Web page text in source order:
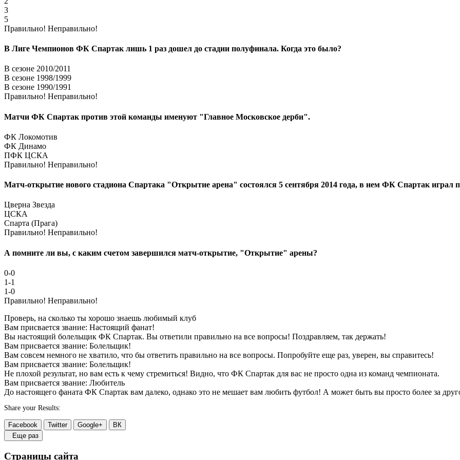
3
5
Правильно! Неправильно!
В Лиге Чемпионов ФК Спартак лишь 1 раз дошел до стадии полуфинала. Когда это было?
В сезоне 2010/2011
В сезоне 1998/1999
В сезоне 1990/1991
Правильно! Неправильно!
Матчи ФК Спартак против этой команды именуют "Главное Московское дерби".
ФК Локомотив
ФК Динамо
ПФК ЦСКА
Правильно! Неправильно!
Матч-открытие нового стадиона Спартака "Открытие арена" состоялся 5 сентября 2014 года, в нем ФК Спартак играл
Цверна Звезда
ЦСКА
Спарта (Прага)
Правильно! Неправильно!
А помните ли вы, с каким счетом завершился матч-открытие, "Открытие" арены?
0-0
1-1
1-0
Правильно! Неправильно!
Проверь, на сколько ты хорошо знаешь любимый клуб
Вам присвается звание: Настоящий фанат!
Вы настоящий болельщик ФК Спартак. Вы ответили правильно на все вопросы! Поздравляем, так держать!
Вам присвается звание: Болельщик!
Вам совсем немного не хватило, что бы ответить правильно на все вопросы. Попробуйте еще раз, уверен, вы справитесь!
Вам присвается звание: Болельщик!
Не плохой результат, но вам есть к чему стремиться! Видно, что ФК Спартак для вас не просто одна из команд чемпионата.
Вам присвается звание: Любитель
До настоящего фаната ФК Спартак вам далеко, однако это не мешает вам любить футбол! А может быть вы просто более за
Share your Results:
Facebook Twitter Google+
ВК
Еще раз
Страницы сайта